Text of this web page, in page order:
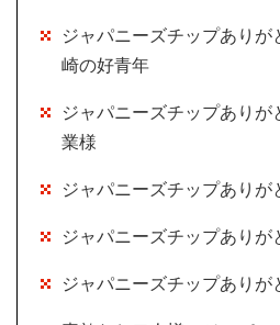
ジャパニーズチップあり
崎の好青年
ジャパニーズチップあり
業様
ジャパニーズチップありが
ジャパニーズチップあり
ジャパニーズチップありが